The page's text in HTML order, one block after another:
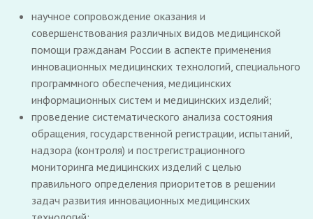
научное сопровождение оказания и
совершенствования различных видов медицинской
помощи гражданам России в аспекте применения
инновационных медицинских технологий, специального
программного обеспечения, медицинских
информационных систем и медицинских изделий;
проведение систематического анализа состояния
обращения, государственной регистрации, испытаний,
надзора (контроля) и пострегистрационного
мониторинга медицинских изделий с целью
правильного определения приоритетов в решении
задач развития инновационных медицинских